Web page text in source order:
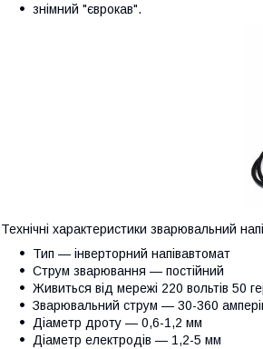
знімний "єврокав".
Технічні характеристики зварювальний
Тип — інверторний напівавтомат
Струм зварювання — постійний
Живиться від мережі 220 вольтів 50
Зварювальний струм — 30-360
Діаметр дроту — 0,6-1,2 мм
Діаметр електродів — 1,2-5 мм